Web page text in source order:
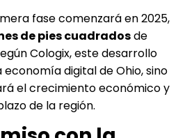
fase comenzará en 2025,
de pies cuadradosde
Cologix, este desarrollo
digital de Ohio, sino
el crecimiento económico y
de la región.